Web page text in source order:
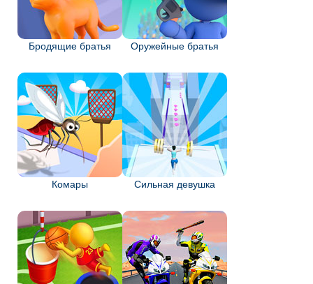
Бродящие братья Оружейные братья
Комары Сильная девушка